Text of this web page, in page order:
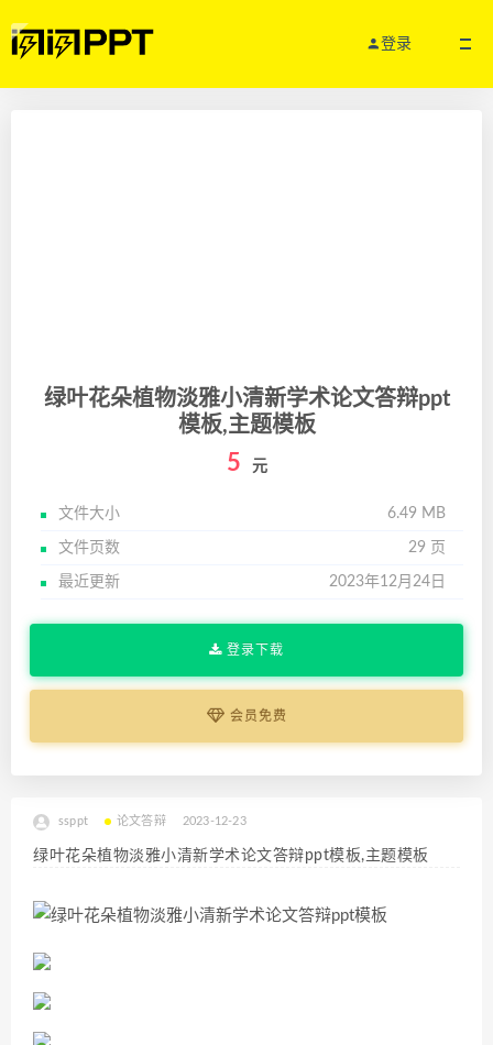
登录
绿叶花朵植物淡雅小清新学术论文答辩ppt
模板,主题模板
5 元
文件大小 6.49 MB
文件页数 29 页
最近更新 2023年12月24日
登录下载
会员免费
ssppt 论文答辩 2023-12-23
绿叶花朵植物淡雅小清新学术论文答辩ppt模板,主题模板